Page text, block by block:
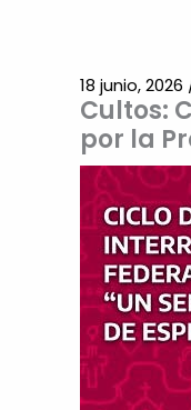
Cultos:
por la
18 junio, 2026